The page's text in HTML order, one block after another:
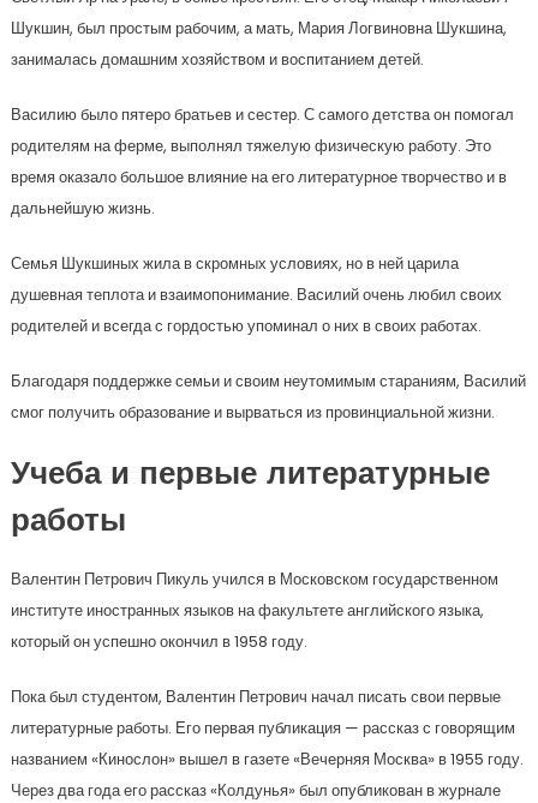
Шукшин, был простым рабочим, а мать, Мария Логвиновна Шукшина,
занималась домашним хозяйством и воспитанием детей.
Василию было пятеро братьев и сестер. С самого детства он помогал
родителям на ферме, выполнял тяжелую физическую работу. Это
время оказало большое влияние на его литературное творчество и в
дальнейшую жизнь.
Семья Шукшиных жила в скромных условиях, но в ней царила
душевная теплота и взаимопонимание. Василий очень любил своих
родителей и всегда с гордостью упоминал о них в своих работах.
Благодаря поддержке семьи и своим неутомимым стараниям, Василий
смог получить образование и вырваться из провинциальной жизни.
Учеба и первые литературные
работы
Валентин Петрович Пикуль учился в Московском государственном
институте иностранных языков на факультете английского языка,
который он успешно окончил в 1958 году.
Пока был студентом, Валентин Петрович начал писать свои первые
литературные работы. Его первая публикация — рассказ с говорящим
названием «Кинослон» вышел в газете «Вечерняя Москва» в 1955 году.
Через два года его рассказ «Колдунья» был опубликован в журнале